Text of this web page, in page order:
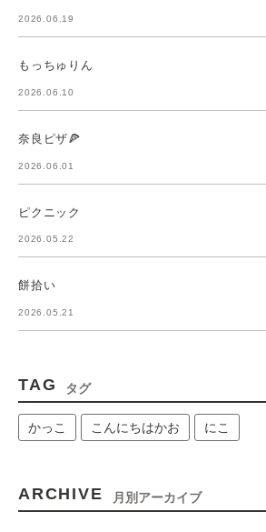
2026.06.19
もっちゅりん
2026.06.10
奈良ピザ🍕
2026.06.01
ピクニック
2026.05.22
餅拾い
2026.05.21
TAG タグ
かっこ こんにちはかお にこ
ARCHIVE 月別アーカイブ